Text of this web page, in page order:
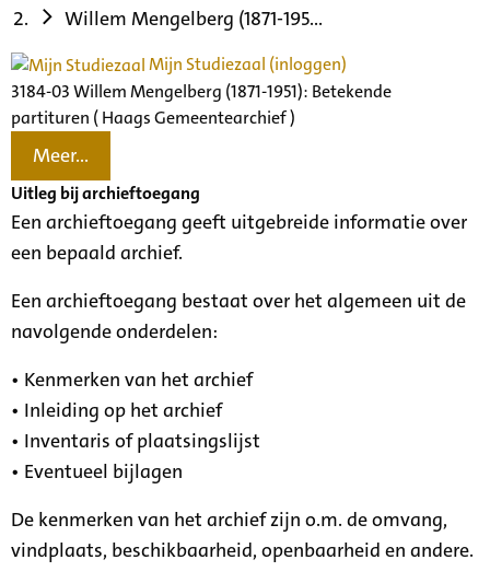
Willem Mengelberg (1871-195...
Mijn Studiezaal (inloggen)
3184-03 Willem Mengelberg (1871-1951): Betekende
partituren ( Haags Gemeentearchief )
Meer...
Uitleg bij archieftoegang
Een archieftoegang geeft uitgebreide informatie over
een bepaald archief.
Een archieftoegang bestaat over het algemeen uit de
navolgende onderdelen:
• Kenmerken van het archief
• Inleiding op het archief
• Inventaris of plaatsingslijst
• Eventueel bijlagen
De kenmerken van het archief zijn o.m. de omvang,
vindplaats, beschikbaarheid, openbaarheid en andere.